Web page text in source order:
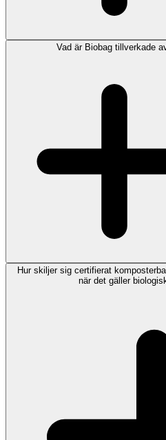
Vad är Biobag tillverkade
Hur skiljer sig certifierat
när det gäller